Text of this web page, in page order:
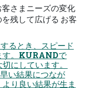
さまニーズの変化
残して広げる お客
るとき、スピード
す。KURANDで
にしています。
い結果につなが
り良い結果が生ま